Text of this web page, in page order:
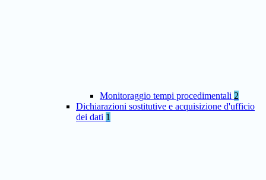
Monitoraggio tempi procedimentali 2
Dichiarazioni sostitutive e acquisizione d'ufficio
dei dati 1